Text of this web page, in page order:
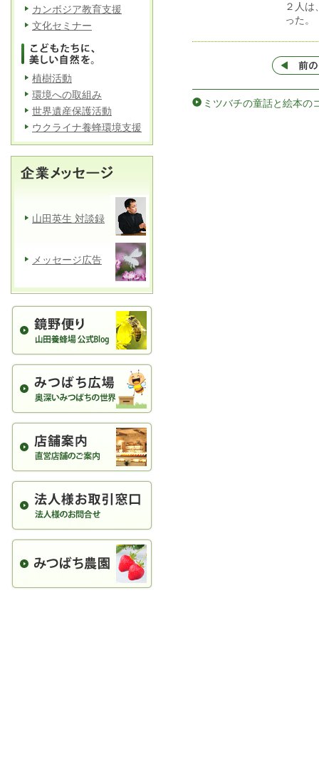
２人は
った。
ミツバチの童話と絵本の
カンボジア教育支援
文化セミナー
植樹活動
環境への取組み
世界遺産保護活動
ウクライナ養蜂環境支援
山田英生 対談録
メッセージ広告